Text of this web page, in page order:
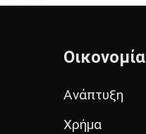
Οικονομία
Ανάπτυξη
Χρήμα